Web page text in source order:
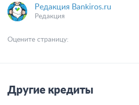
Редакция Bankiros.ru
Редакция
Оцените страницу:
Другие кредиты